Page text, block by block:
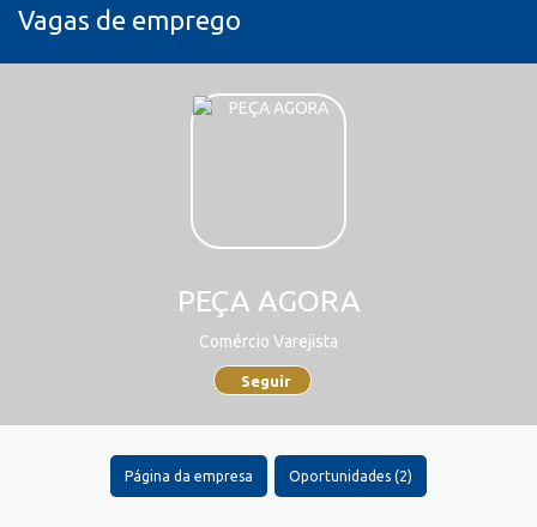
Vagas de emprego
PEÇA AGORA
Comércio Varejista
Seguir
Página da empresa Oportunidades (2)